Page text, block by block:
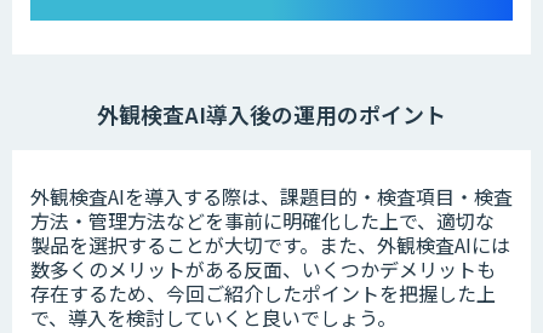
外観検査AI導入後の運用のポイント
外観検査AIを導入する際は、課題目的・検査項目・検査
方法・管理方法などを事前に明確化した上で、適切な
製品を選択することが大切です。また、外観検査AIには
数多くのメリットがある反面、いくつかデメリットも
存在するため、今回ご紹介したポイントを把握した上
で、導入を検討していくと良いでしょう。